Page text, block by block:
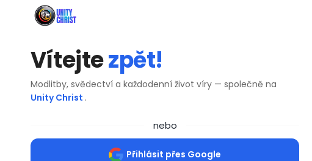
Vítejtezpět!
Modlitby, svědectví a každodenní život víry — společně na
Unity Christ .
nebo
Přihlásit přes Google